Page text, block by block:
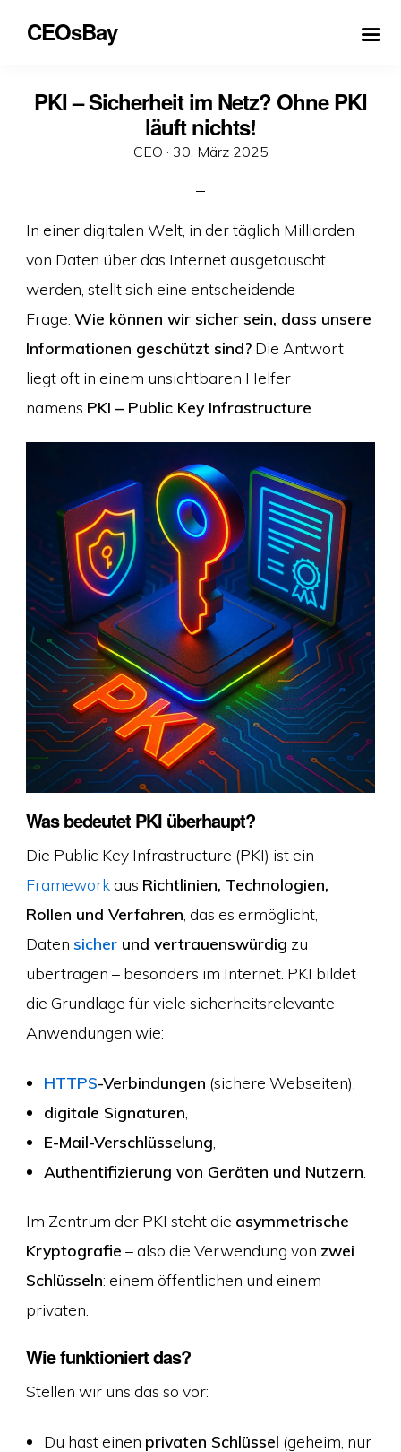
CEOsBay
PKI – Sicherheit im Netz? Ohne PKI
läuft nichts!
CEO · Veröffentlicht
30. März 2025
In einer digitalen Welt, in der täglich Milliarden
von Daten über das Internet ausgetauscht
werden, stellt sich eine entscheidende
Frage: Wie können wir sicher sein, dass unsere
Informationen geschützt sind?Die Antwort
liegt oft in einem unsichtbaren Helfer
namens PKI – Public Key Infrastructure
Was bedeutet PKI überhaupt?
Die Public Key Infrastructure (PKI) ist ein
Frameworkaus Richtlinien, Technologien,
Rollen und Verfahren , das es ermöglicht,
Daten sicherund vertrauenswürdig zu
übertragen – besonders im Internet. PKI bildet
die Grundlage für viele sicherheitsrelevante
Anwendungen wie:
HTTPS-Verbindungen (sichere Webseiten),
digitale Signaturen
E-Mail-Verschlüsselung
Authentifizierung von Geräten und Nutzern
Im Zentrum der PKI steht die asymmetrische
Kryptografie – also die Verwendung von zwei
Schlüsseln: einem öffentlichen und einem
privaten.
Wie funktioniert das?
Stellen wir uns das so vor:
Du hast einen privaten Schlüssel (geheim, nur